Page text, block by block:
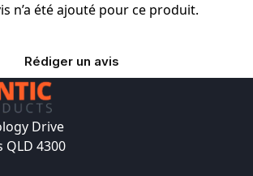
n’a été ajouté pour ce produit.
Rédiger un avis
Drive
4300